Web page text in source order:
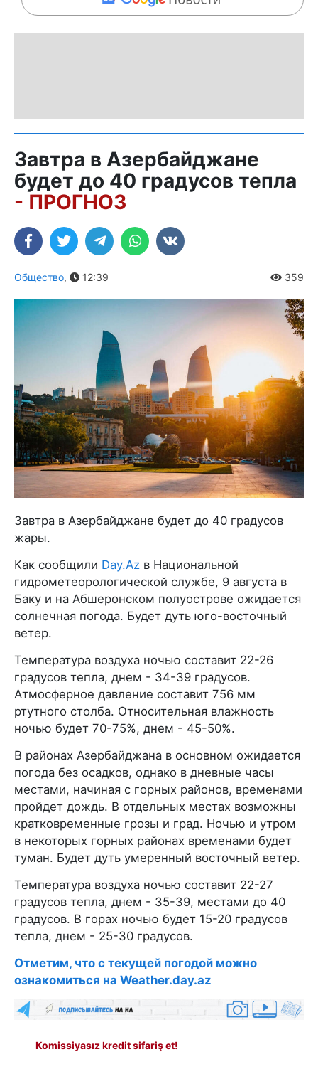
Завтра в Азербайджане
будет до 40 градусов тепла
- ПРОГНОЗ
Общество, 12:39 359
Завтра в Азербайджане будет до 40 градусов
жары.
Как сообщили Day.Az в Национальной
гидрометеорологической службе, 9 августа в
Баку и на Абшеронском полуострове ожидается
солнечная погода. Будет дуть юго-восточный
ветер.
Температура воздуха ночью составит 22-26
градусов тепла, днем - 34-39 градусов.
Атмосферное давление составит 756 мм
ртутного столба. Относительная влажность
ночью будет 70-75%, днем - 45-50%.
В районах Азербайджана в основном ожидается
погода без осадков, однако в дневные часы
местами, начиная с горных районов, временами
пройдет дождь. В отдельных местах возможны
кратковременные грозы и град. Ночью и утром
в некоторых горных районах временами будет
туман. Будет дуть умеренный восточный ветер.
Температура воздуха ночью составит 22-27
градусов тепла, днем - 35-39, местами до 40
градусов. В горах ночью будет 15-20 градусов
тепла, днем - 25-30 градусов.
Отметим, что с текущей погодой можно
ознакомиться на Weather.day.az
Komissiyasız kredit sifariş et!